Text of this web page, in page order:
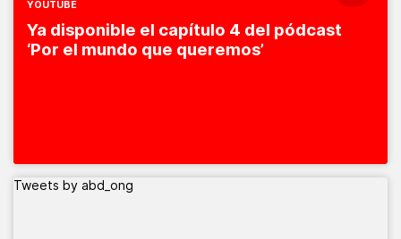
YOUTUBE
Ya disponible el capítulo 4 del pódcast
‘Por el mundo que queremos’
Tweets by abd_ong